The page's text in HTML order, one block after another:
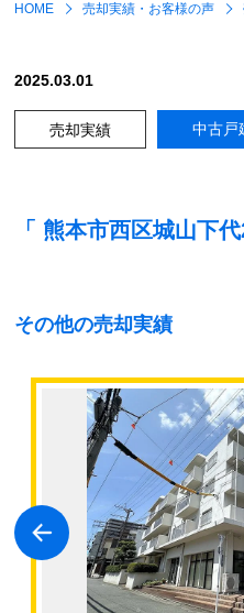
HOME 売却実績・お客様の声
2025.03.01
売却実績 中古戸
「 熊本市西区城山下
その他の売却実績